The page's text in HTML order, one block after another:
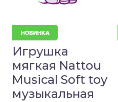
Игрушка
мягкая Nattou
Musical Soft toy
музыкальная